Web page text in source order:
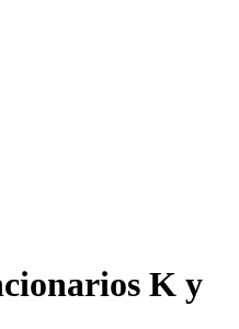
K y